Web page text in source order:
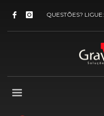
QUESTÕES? LIGUE: